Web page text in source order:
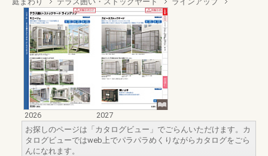
2026
2027
お探しのページは「カタログビュー」でごらんいただけます。カ
タログビューではweb上でパラパラめくりながらカタログをごら
んになれます。